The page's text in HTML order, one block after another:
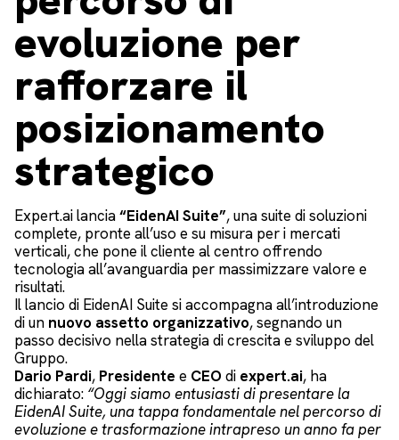
evoluzione per
rafforzare il
posizionamento
strategico
Expert.ai lancia“EidenAI Suite”, una suite di soluzioni
complete, pronte all’uso e su misura per i mercati
verticali, che pone il cliente al centro offrendo
tecnologia all’avanguardia per massimizzare valore e
risultati.
Il lancio di EidenAI Suite si accompagna all’introduzione
di un nuovo assetto organizzativo, segnando un
passo decisivo nella strategia di crescita e sviluppo del
Gruppo.
Dario Pardi, Presidente e CEO di expert.ai, ha
dichiarato: “Oggi siamo entusiasti di presentare la
EidenAI Suite, una tappa fondamentale nel percorso di
evoluzione e trasformazione intrapreso un anno fa per